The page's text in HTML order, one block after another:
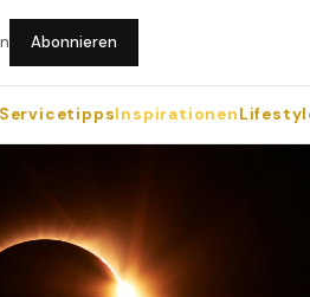
Abonnieren
ServicetippsInspirationen